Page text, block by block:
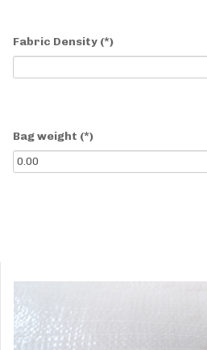
Fabric Density (*)
Bag weight (*)